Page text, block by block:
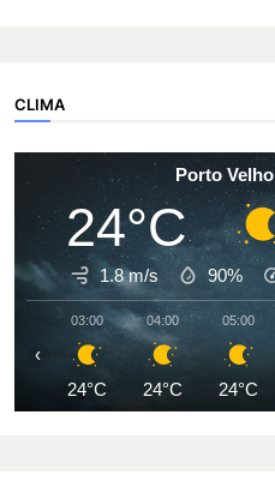
CLIMA
Porto Velho
24°C
1.8 m/s 90%
03:00
24°C
04:00
24°C
05:00
24°C
‹